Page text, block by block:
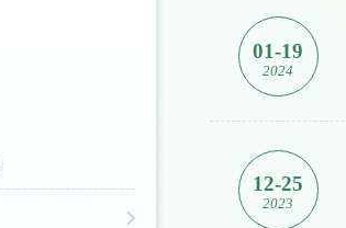
01-19
2024
12-25
2023